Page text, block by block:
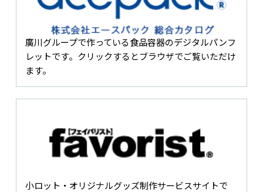
廣川グループで作っている食品容器のデジタルパンフ
レットです。クリックするとブラウザでご覧いただけ
ます。
小ロット・オリジナルグッズ制作サービスサイトで